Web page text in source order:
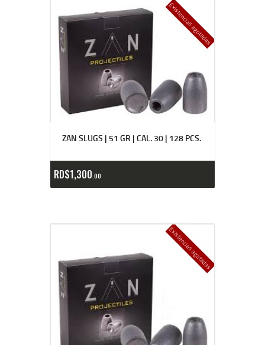
Existencias agotadas
ZAN SLUGS | 51 GR | CAL. 30 | 128 PCS.
RD$1,300 00
Existencias agotadas